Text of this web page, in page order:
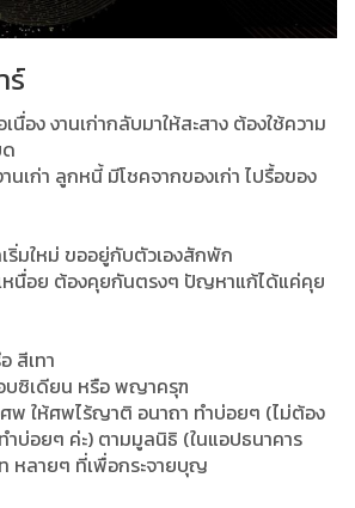
ร์
นื่อง งานเก่ากลับมาให้สะสาง ต้องใช้ความ
านเก่า ลูกหนี้ มีโชคจากของเก่า ไปรื้อของ
ริ่มใหม่ ขออยู่กับตัวเองสักพัก
หนื่อย ต้องคุยกันตรงๆ ปัญหาแก้ได้แค่คุย
สีเทา
บซิเดียน หรือ พญาครุฑ
พ ให้ศพไร้ญาติ อนาถา ทำบ่อยๆ (ไม่ต้อง
ำบ่อยๆ ค่ะ) ตามมูลนิธิ (ในแอปธนาคาร
หลายๆ ที่เพื่อกระจายบุญ